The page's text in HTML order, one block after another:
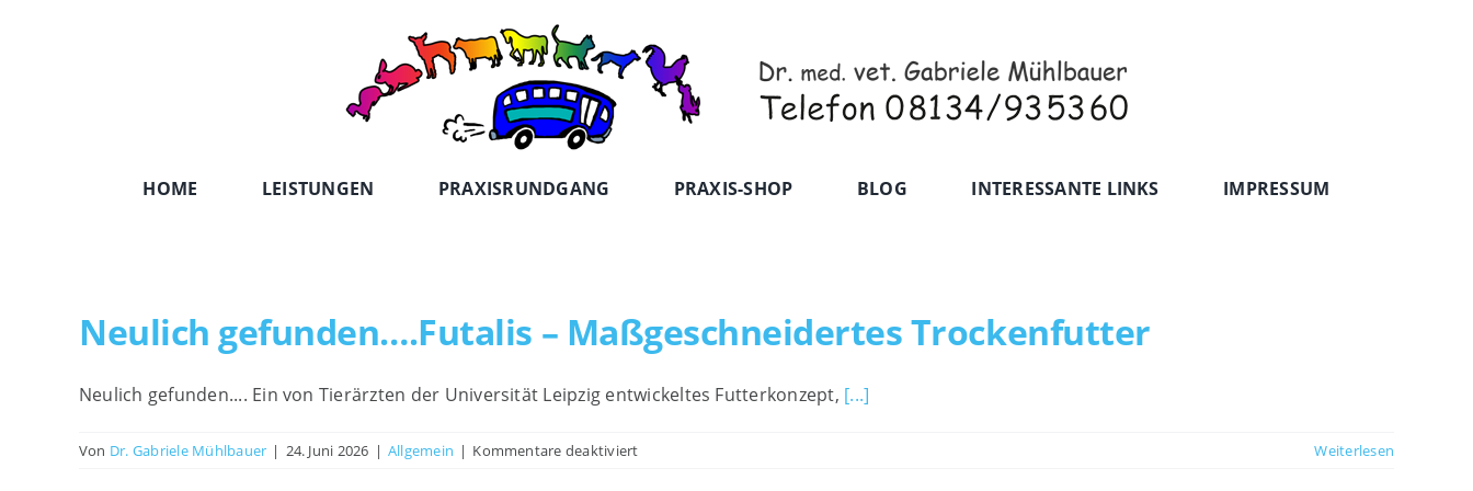
HOME LEISTUNGEN PRAXISRUNDGANG PRAXIS-SHOP BLOG INTERESSANTE LINKS IMPRESSUM
Neulich gefunden….Futalis – Maßgeschneidertes Trockenfutter
Neulich gefunden.... Ein von Tierärzten der Universität Leipzig entwickeltes Futterkonzept, [...]
Von Dr. Gabriele Mühlbauer | 24. Juni 2026 | Allgemein | Kommentare deaktiviertfür
Weiterlesen